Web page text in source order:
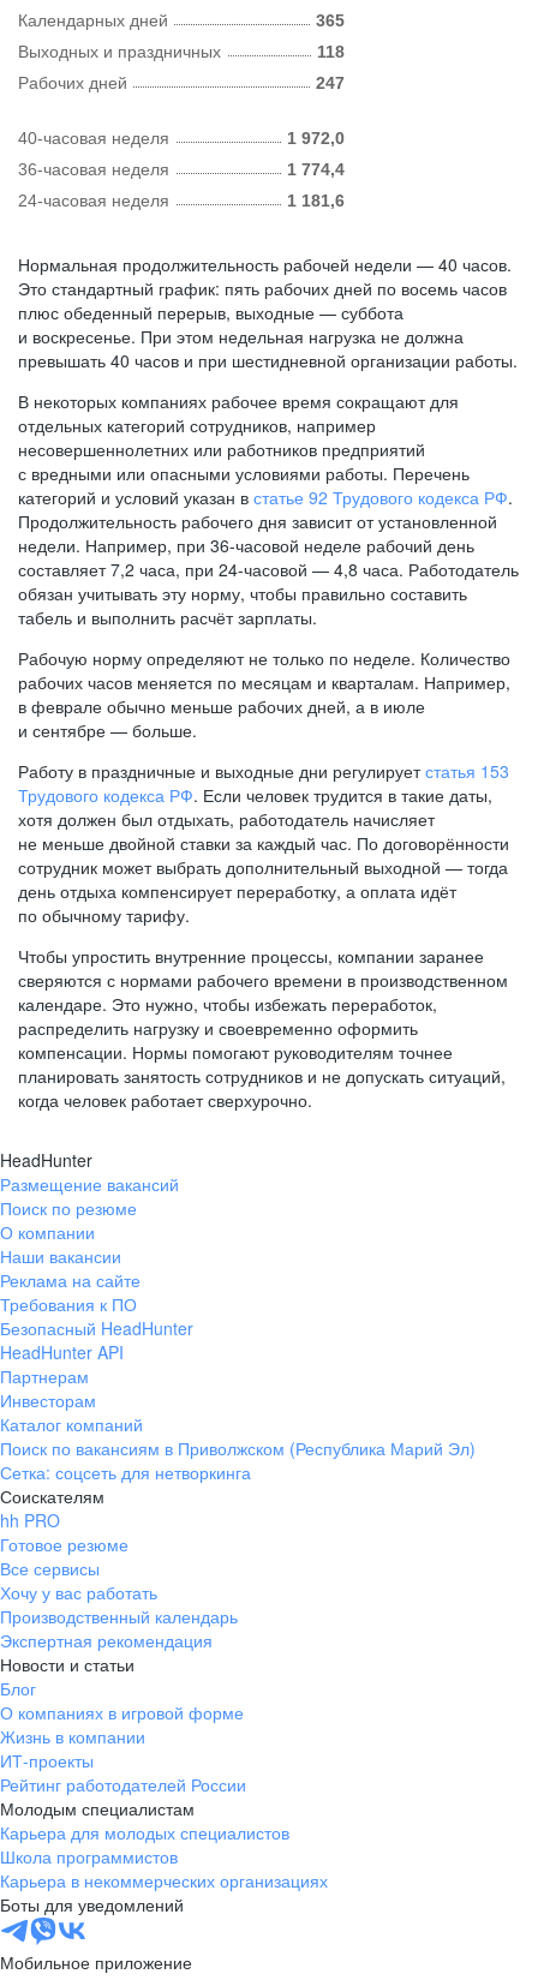
Календарных дней
365
Рабочих дней 247
Выходных и праздничных 118
40-часовая неделя
1 972,0
36-часовая неделя
1 774,4
24-часовая неделя
1 181,6
Нормальная продолжительность рабочей недели — 40 часов.
Это стандартный график: пять рабочих дней по восемь часов
плюс обеденный перерыв, выходные — суббота
и воскресенье. При этом недельная нагрузка не должна
превышать 40 часов и при шестидневной организации работы.
В некоторых компаниях рабочее время сокращают для
отдельных категорий сотрудников, например
несовершеннолетних или работников предприятий
с вредными или опасными условиями работы. Перечень
категорий и условий указан в статье 92 Трудового кодекса РФ.
Продолжительность рабочего дня зависит от установленной
недели. Например, при 36-часовой неделе рабочий день
составляет 7,2 часа, при 24-часовой — 4,8 часа. Работодатель
обязан учитывать эту норму, чтобы правильно составить
табель и выполнить расчёт зарплаты.
Рабочую норму определяют не только по неделе. Количество
рабочих часов меняется по месяцам и кварталам. Например,
в феврале обычно меньше рабочих дней, а в июле
и сентябре — больше.
Работу в праздничные и выходные дни регулируетстатья 153
Трудового кодекса РФ. Если человек трудится в такие даты,
хотя должен был отдыхать, работодатель начисляет
не меньше двойной ставки за каждый час. По договорённости
сотрудник может выбрать дополнительный выходной — тогда
день отдыха компенсирует переработку, а оплата идёт
по обычному тарифу.
Чтобы упростить внутренние процессы, компании заранее
сверяются с нормами рабочего времени в производственном
календаре. Это нужно, чтобы избежать переработок,
распределить нагрузку и своевременно оформить
компенсации. Нормы помогают руководителям точнее
планировать занятость сотрудников и не допускать ситуаций,
когда человек работает сверхурочно.
HeadHunter
Размещение вакансий
Поиск по резюме
О компании
Наши вакансии
Реклама на сайте
Требования к ПО
Безопасный HeadHunter
HeadHunter API
Партнерам
Инвесторам
Каталог компаний
Поиск по вакансиям в Приволжском (Республика Марий Эл)
Сетка: соцсеть для нетворкинга
Соискателям
hh PRO
Готовое резюме
Все сервисы
Хочу у вас работать
Производственный календарь
Экспертная рекомендация
Новости и статьи
Блог
О компаниях в игровой форме
Жизнь в компании
ИТ-проекты
Рейтинг работодателей России
Молодым специалистам
Карьера для молодых специалистов
Школа программистов
Карьера в некоммерческих организациях
Боты для уведомлений
Мобильное приложение